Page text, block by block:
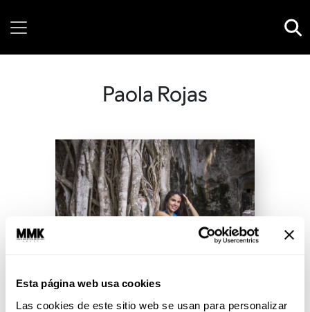
Esta página web usa cookies
Las cookies de este sitio web se usan para personalizar
Paola Rojas